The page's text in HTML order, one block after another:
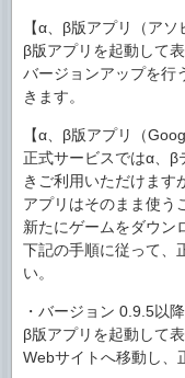
【α、β版アプリ（ア
β版アプリを起動して
バージョンアップを行
きます。
【α、β版アプリ（
正式サービスではα、β
きご利用いただけます
アプリはそのまま使う
新たにゲームをダウン
下記の手順に従って、
い。
・バージョン 0.9.5以
β版アプリを起動して
Webサイトへ移動し、